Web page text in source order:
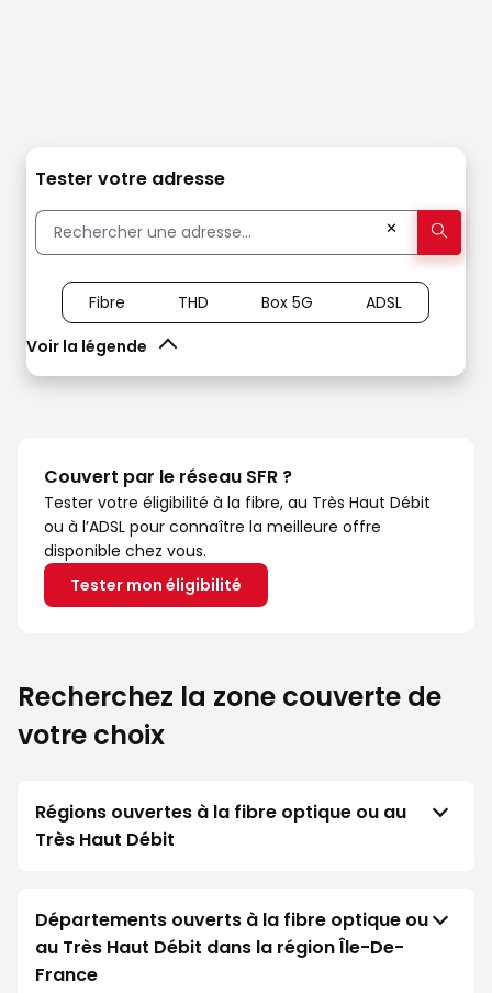
Tester votre adresse
✕
Voir la légende
Fibre THD Box 5G ADSL
Couvert par le réseau SFR ?
Tester votre éligibilité à la fibre, au Très Haut Débit
ou à l’ADSL pour connaître la meilleure offre
disponible chez vous.
Tester mon éligibilité
Recherchez la zone couverte de
votre choix
Régions ouvertes à la fibre optique ou au
Très Haut Débit
Départements ouverts à la fibre optique ou
au Très Haut Débit dans la région Île-De-
France